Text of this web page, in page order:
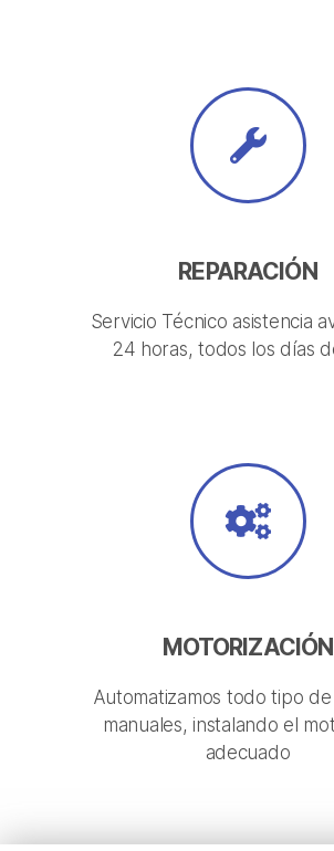
REPARACIÓN
Servicio Técnico asistencia
24 horas, todos los días
MOTORIZACIÓN
Automatizamos todo tipo
manuales, instalando el
adecuado